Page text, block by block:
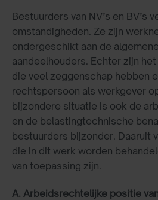
Bestuurders van NV’s en BV’s
omstandigheden. Ze zijn
ondergeschikt aan de
aandeelhouders. Echter zijn
die veel zeggenschap hebben
rechtspersoon als werkgever
bijzondere situatie is ook de
en de belastingtechnische
bestuurders bijzonder. Daaruit
die in dit werk worden
van toepassing zijn.
A. Arbeidsrechtelijke positie